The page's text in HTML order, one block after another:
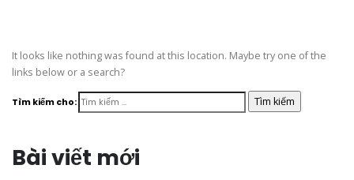
It looks like nothing was found at this location. Maybe try one of the
links below or a search?
Tìm kiếm cho:
Bài viết mới